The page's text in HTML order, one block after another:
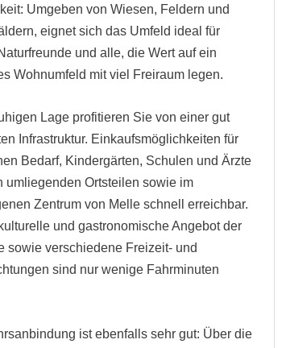
Umgeben von Wiesen, Feldern und
eignet sich das Umfeld ideal für
und alle, die Wert auf ein
Wohnumfeld mit viel Freiraum legen.
Lage profitieren Sie von einer gut
Infrastruktur. Einkaufsmöglichkeiten für
Bedarf, Kindergärten, Schulen und Ärzte
umliegenden Ortsteilen sowie im
Zentrum von Melle schnell erreichbar.
und gastronomische Angebot der
sowie verschiedene Freizeit- und
sind nur wenige Fahrminuten
ist ebenfalls sehr gut: Über die